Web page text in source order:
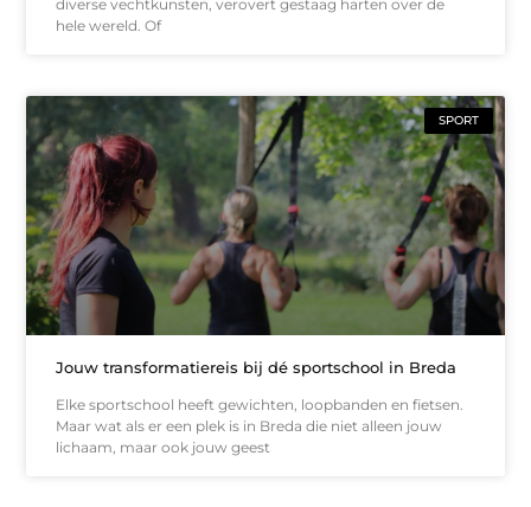
diverse vechtkunsten, verovert gestaag harten over de
hele wereld. Of
SPORT
Jouw transformatiereis bij dé sportschool in Breda
Elke sportschool heeft gewichten, loopbanden en fietsen.
Maar wat als er een plek is in Breda die niet alleen jouw
lichaam, maar ook jouw geest